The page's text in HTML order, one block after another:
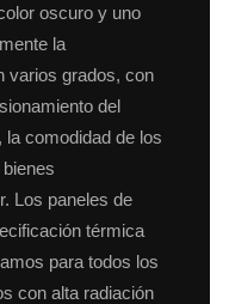
oscuro y uno
la
varios grados, con
del
comodidad de los
Los paneles de
térmica
para todos los
con alta radiación